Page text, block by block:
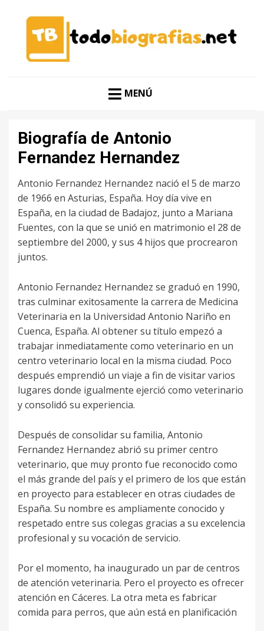
TODO BIOGRAFÍAS
MENÚ
Biografía de Antonio
Fernandez Hernandez
Antonio Fernandez Hernandez nació el 5 de marzo
de 1966 en Asturias, España. Hoy día vive en
España, en la ciudad de Badajoz, junto a Mariana
Fuentes, con la que se unió en matrimonio el 28 de
septiembre del 2000, y sus 4 hijos que procrearon
juntos.
Antonio Fernandez Hernandez se graduó en 1990,
tras culminar exitosamente la carrera de Medicina
Veterinaria en la Universidad Antonio Nariño en
Cuenca, España. Al obtener su título empezó a
trabajar inmediatamente como veterinario en un
centro veterinario local en la misma ciudad. Poco
después emprendió un viaje a fin de visitar varios
lugares donde igualmente ejerció como veterinario
y consolidó su experiencia.
Después de consolidar su familia, Antonio
Fernandez Hernandez abrió su primer centro
veterinario, que muy pronto fue reconocido como
el más grande del país y el primero de los que están
en proyecto para establecer en otras ciudades de
España. Su nombre es ampliamente conocido y
respetado entre sus colegas gracias a su excelencia
profesional y su vocación de servicio.
Por el momento, ha inaugurado un par de centros
de atención veterinaria. Pero el proyecto es ofrecer
atención en Cáceres. La otra meta es fabricar
comida para perros, que aún está en planificación